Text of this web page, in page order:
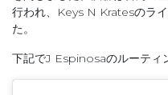
行われ、Keys N Kratesのラ
た。
下記でJ Espinosaのルーティ